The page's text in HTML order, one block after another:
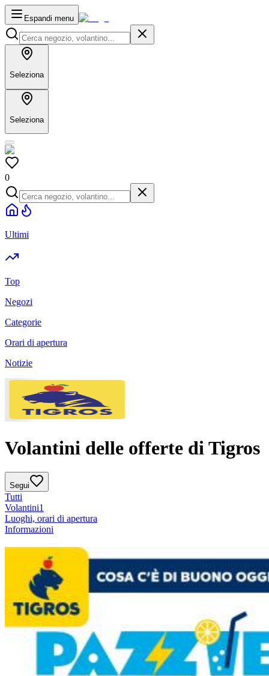
Espandi menu
Seleziona
Seleziona
0
Ultimi
Top
Negozi
Categorie
Orari di apertura
Notizie
Volantini delle offerte di Tigros
Segui
Tutti
Volantini1
Luoghi, orari di apertura
Informazioni